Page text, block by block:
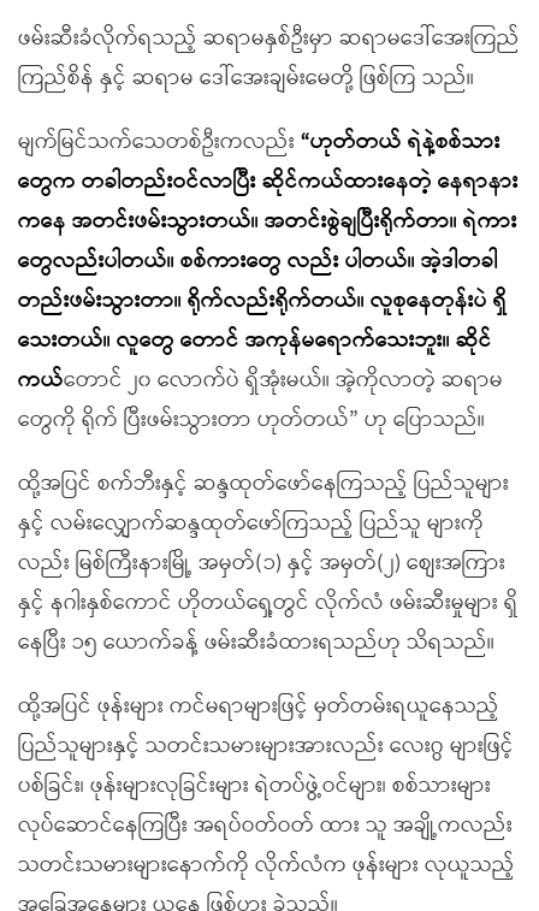
ဖမ်းဆီးခံလိုက်ရသည့် ဆရာမနှစ်ဦးမှာ ဆရာမဒေါ်အေးကြည်
ကြည်စိန် နှင့် ဆရာမ ဒေါ်အေးချမ်းမေတို့ ဖြစ်ကြ သည်။
မျက်မြင်သက်သေတစ်ဦးကလည်း “ဟုတ်တယ် ရဲနဲ့စစ်သား
တွေက တခါတည်းဝင်လာပြီး ဆိုင်ကယ်ထားနေတဲ့ နေရာနား
ကနေ အတင်းဖမ်းသွားတယ်။ အတင်းစွဲချပြီးရိုက်တာ။ ရဲကား
တွေလည်းပါတယ်။ စစ်ကားတွေ လည်း ပါတယ်။ အဲ့ဒါတခါ
တည်းဖမ်းသွားတာ။ ရိုက်လည်းရိုက်တယ်။ လူစုနေတုန်းပဲ ရှိ
သေးတယ်။ လူတွေ တောင် အကုန်မရောက်သေးဘူး။ ဆိုင်
ကယ်တောင် ၂၀ လောက်ပဲ ရှိအုံးမယ်။ အဲ့ကိုလာတဲ့ ဆရာမ
တွေကို ရိုက် ပြီးဖမ်းသွားတာ ဟုတ်တယ်” ဟု ပြောသည်။
ထို့အပြင် စက်ဘီးနှင့် ဆန္ဒထုတ်ဖော်နေကြသည့် ပြည်သူများ
နှင့် လမ်းလျှောက်ဆန္ဒထုတ်ဖော်ကြသည့် ပြည်သူ များကို
လည်း မြစ်ကြီးနားမြို့ အမှတ်(၁) နှင့် အမှတ်(၂) စျေးအကြား
နှင့် နဂါးနှစ်ကောင် ဟိုတယ်ရှေ့တွင် လိုက်လံ ဖမ်းဆီးမှုများ ရှိ
နေပြီး ၁၅ ယောက်ခန့် ဖမ်းဆီးခံထားရသည်ဟု သိရသည်။
ထို့အပြင် ဖုန်းများ ကင်မရာများဖြင့် မှတ်တမ်းရယူနေသည့်
ပြည်သူများနှင့် သတင်းသမားများအားလည်း လေးဂွ များဖြင့်
ပစ်ခြင်း၊ ဖုန်းများလုခြင်းများ ရဲတပ်ဖွဲ့ဝင်များ၊ စစ်သားများ
လုပ်ဆောင်နေကြပြီး အရပ်ဝတ်ဝတ် ထား သူ အချို့ကလည်း
သတင်းသမားများနောက်ကို လိုက်လံက ဖုန်းများ လုယူသည့်